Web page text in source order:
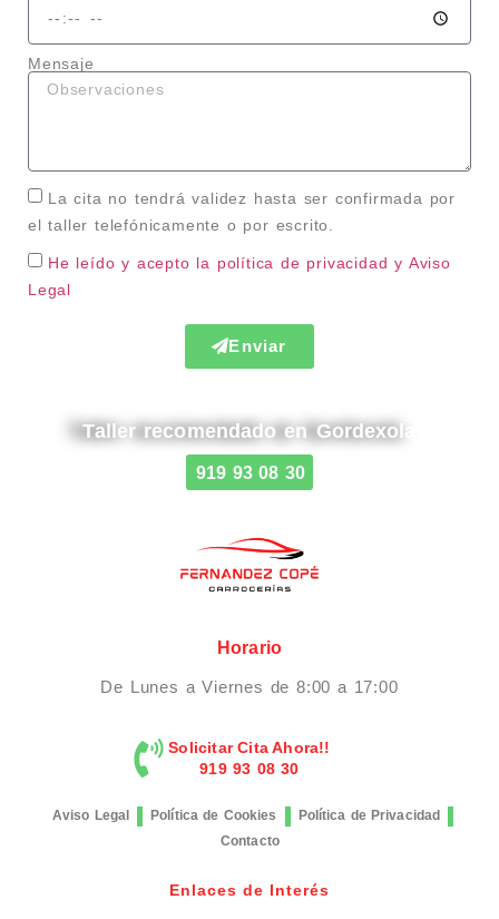
Mensaje
La cita no tendrá validez hasta ser confirmada por
el taller telefónicamente o por escrito.
He leído y acepto la política de privacidad y Aviso
Legal
Enviar
Taller recomendado en Gordexola
919 93 08 30
Horario
De Lunes a Viernes de 8:00 a 17:00
Solicitar Cita Ahora!!
919 93 08 30
Aviso Legal Política de Cookies
Política de Privacidad
Contacto
Enlaces de Interés